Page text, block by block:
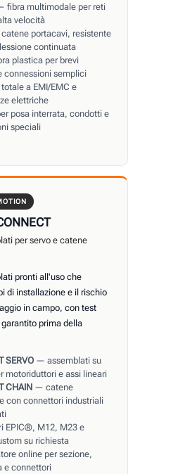
fibra multimodale per reti
velocità
portacavi, resistente
continuata
plastica per brevi
connessioni semplici
a EMI/EMC e
elettriche
posa interrata, condotti e
speciali
per servo e catene
pronti all'uso che
di installazione e il rischio
in campo, con test
prima della
SERVO — assemblati su
motoriduttori e assi lineari
CHAIN — catene
con connettori industriali
EPIC®, M12, M23 e
su richiesta
online per sezione,
e connettori